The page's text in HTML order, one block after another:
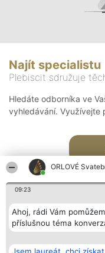
ORLOVÉ
09:23
Ahoj, rádi Vám
příslušnou téma
Najít specialistu
Plebiscit sdružuje
Hledáte odborníka ve
vyhledávání. Využívejte
Bright Side Solutions sp. z o.